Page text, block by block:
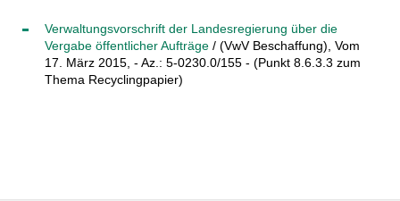
Verwaltungsvorschrift der Landesregierung über die
Vergabe öffentlicher Aufträge/ (VwV Beschaffung), Vom
17. März 2015, - Az.: 5-0230.0/155 - (Punkt 8.6.3.3 zum
Thema Recyclingpapier)